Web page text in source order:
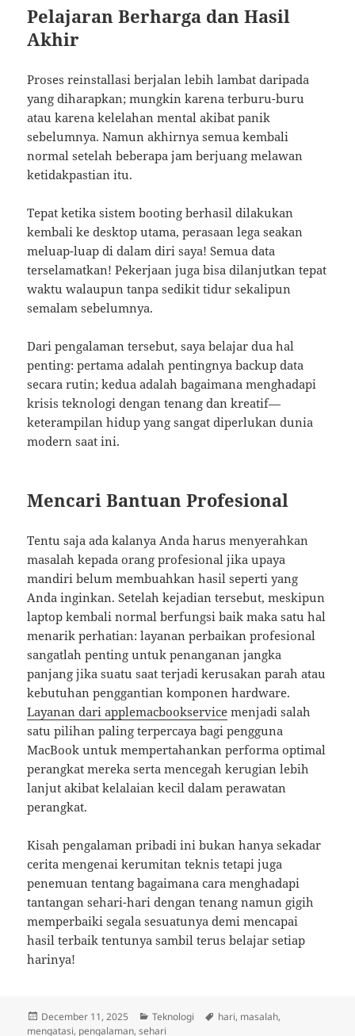
Pelajaran Berharga dan Hasil
Akhir
Proses reinstallasi berjalan lebih lambat daripada
yang diharapkan; mungkin karena terburu-buru
atau karena kelelahan mental akibat panik
sebelumnya. Namun akhirnya semua kembali
normal setelah beberapa jam berjuang melawan
ketidakpastian itu.
Tepat ketika sistem booting berhasil dilakukan
kembali ke desktop utama, perasaan lega seakan
meluap-luap di dalam diri saya! Semua data
terselamatkan! Pekerjaan juga bisa dilanjutkan tepat
waktu walaupun tanpa sedikit tidur sekalipun
semalam sebelumnya.
Dari pengalaman tersebut, saya belajar dua hal
penting: pertama adalah pentingnya backup data
secara rutin; kedua adalah bagaimana menghadapi
krisis teknologi dengan tenang dan kreatif—
keterampilan hidup yang sangat diperlukan dunia
modern saat ini.
Mencari Bantuan Profesional
Tentu saja ada kalanya Anda harus menyerahkan
masalah kepada orang profesional jika upaya
mandiri belum membuahkan hasil seperti yang
Anda inginkan. Setelah kejadian tersebut, meskipun
laptop kembali normal berfungsi baik maka satu hal
menarik perhatian: layanan perbaikan profesional
sangatlah penting untuk penanganan jangka
panjang jika suatu saat terjadi kerusakan parah atau
kebutuhan penggantian komponen hardware.
Layanan dari applemacbookservice menjadi salah
satu pilihan paling terpercaya bagi pengguna
MacBook untuk mempertahankan performa optimal
perangkat mereka serta mencegah kerugian lebih
lanjut akibat kelalaian kecil dalam perawatan
perangkat.
Kisah pengalaman pribadi ini bukan hanya sekadar
cerita mengenai kerumitan teknis tetapi juga
penemuan tentang bagaimana cara menghadapi
tantangan sehari-hari dengan tenang namun gigih
memperbaiki segala sesuatunya demi mencapai
hasil terbaik tentunya sambil terus belajar setiap
harinya!
Posted
on
December 11, 2025 Categories
Teknologi Tags
hari, masalah,
mengatasi, pengalaman,sehari